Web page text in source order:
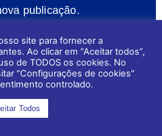
publicação.
site para fornecer a
Ao clicar em “Aceitar todos”,
de TODOS os cookies. No
"Configurações de cookies"
controlado.
Todos